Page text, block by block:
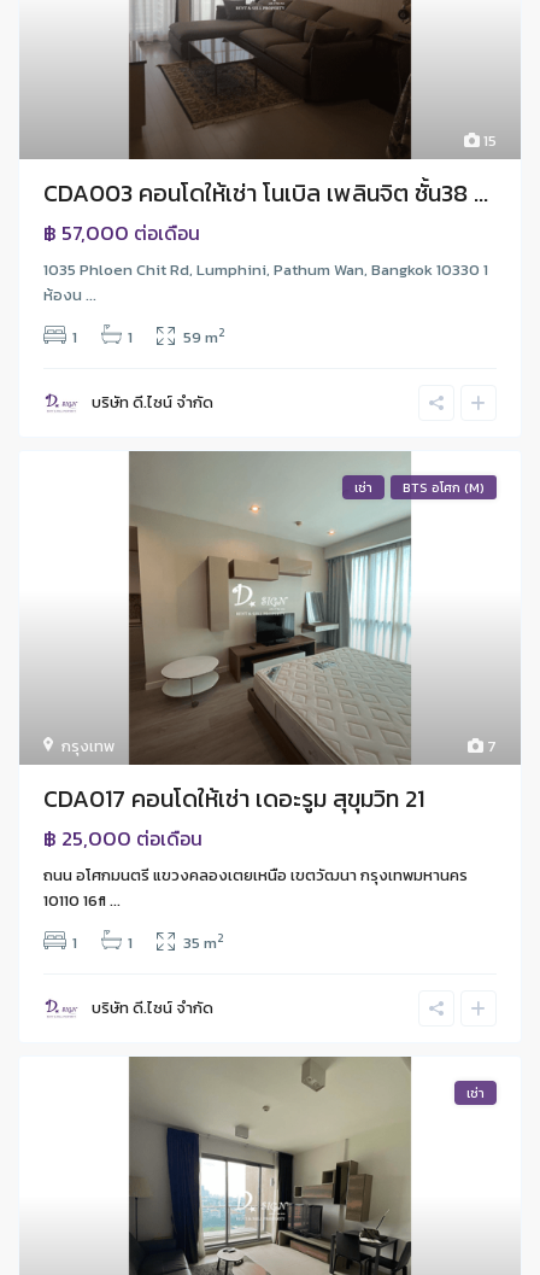
15
CDA003 คอนโดให้เช่า โนเบิล เพลินจิต ชั้น38 ...
฿ 57,000 ต่อเดือน
1035 Phloen Chit Rd, Lumphini, Pathum Wan, Bangkok 10330 1
ห้องน ...
1
1 59 m2
บริษัท ดี.ไซน์ จํากัด
7
กรุงเทพ
เช่า BTS อโศก (M)
CDA017 คอนโดให้เช่า เดอะรูม สุขุมวิท 21
฿ 25,000 ต่อเดือน
ถนน อโศกมนตรี แขวงคลองเตยเหนือ เขตวัฒนา กรุงเทพมหานคร
10110 16fl ...
1
1 35 m2
บริษัท ดี.ไซน์ จํากัด
เช่า